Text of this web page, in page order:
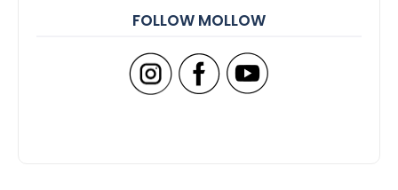
FOLLOW MOLLOW